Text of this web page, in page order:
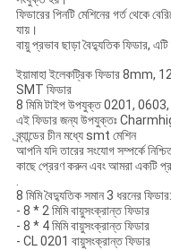
ফিডারের পিনটি মেশিনের গর্ত থেকে
যায়।
বায়ু প্রভাব ছাড়া বৈদ্যুতিক ফিডার,
ইয়ামাহা ইলেকট্রিক ফিডার
SMT ফিডার
8 মিমি টাইপ উপযুক্ত 0201,
এই ফিডার জন্য উপযুক্তঃ Charmhigh
ব্র্যান্ডের চীন মধ্যে smt মেশিন
আপনি যদি তারের সংযোগ সম্পর্কে
কাছে প্রেরণ করুন এবং আমরা একটি
.
8 মিমি বৈদ্যুতিক সমান 3 ধরনের ফিডার:
- 8 * 2 মিমি বায়ুসংক্রান্ত ফিডার
- 8 * 4 মিমি বায়ুসংক্রান্ত ফিডার
- CL 0201 বায়ুসংক্রান্ত ফিডার